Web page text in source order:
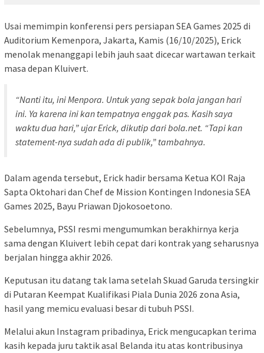
Usai memimpin konferensi pers persiapan SEA Games 2025 di
Auditorium Kemenpora, Jakarta, Kamis (16/10/2025), Erick
menolak menanggapi lebih jauh saat dicecar wartawan terkait
masa depan Kluivert.
“Nanti itu, ini Menpora. Untuk yang sepak bola jangan hari
ini. Ya karena ini kan tempatnya enggak pas. Kasih saya
waktu dua hari,” ujar Erick, dikutip dari bola.net. “Tapi kan
statement-nya sudah ada di publik,” tambahnya.
Dalam agenda tersebut, Erick hadir bersama Ketua KOI Raja
Sapta Oktohari dan Chef de Mission Kontingen Indonesia SEA
Games 2025, Bayu Priawan Djokosoetono.
Sebelumnya, PSSI resmi mengumumkan berakhirnya kerja
sama dengan Kluivert lebih cepat dari kontrak yang seharusnya
berjalan hingga akhir 2026.
Keputusan itu datang tak lama setelah Skuad Garuda tersingkir
di Putaran Keempat Kualifikasi Piala Dunia 2026 zona Asia,
hasil yang memicu evaluasi besar di tubuh PSSI.
Melalui akun Instagram pribadinya, Erick mengucapkan terima
kasih kepada juru taktik asal Belanda itu atas kontribusinya